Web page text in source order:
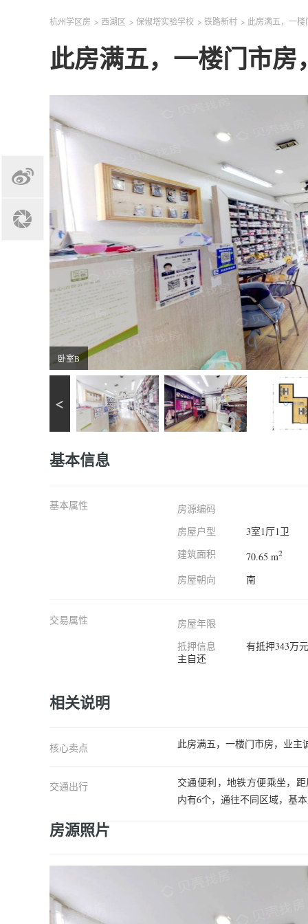
杭州学区房 > 西湖区 > 保俶塔实验学校 > 铁路新村 > 此房满五，一
此房满五，一楼门市
卧室B
基本信息
基本属性
房源编码
房屋户型
3室1厅1卫
建筑面积
70.65 m2
房屋朝向 南
交易属性
房屋年限
抵押信息
有抵押343万
主自还
相关说明
核心卖点 此房满五，一楼门市房，业主
交通出行
交通便利，地铁方便乘坐，
内有6个，通往不同区域，基
房源照片